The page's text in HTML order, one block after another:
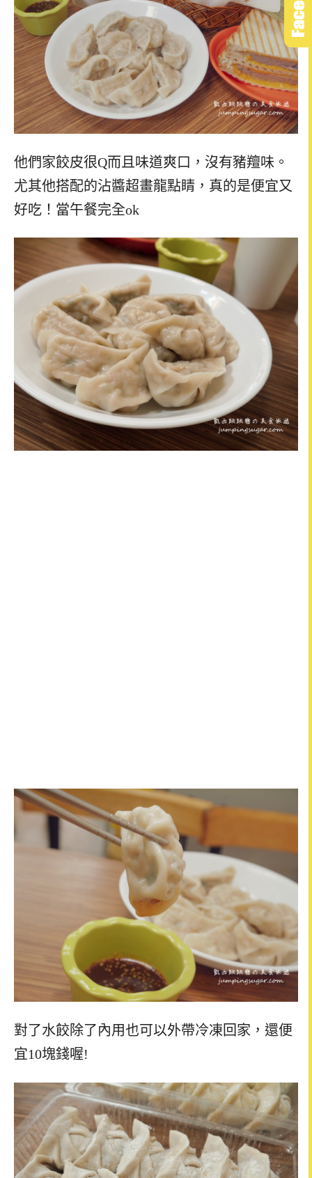
他們家餃皮很Q而且味道爽口，沒有豬羶味。
尤其他搭配的沾醬超畫龍點睛，真的是便宜又
好吃！當午餐完全ok
對了水餃除了內用也可以外帶冷凍回家，還便
宜10塊錢喔!